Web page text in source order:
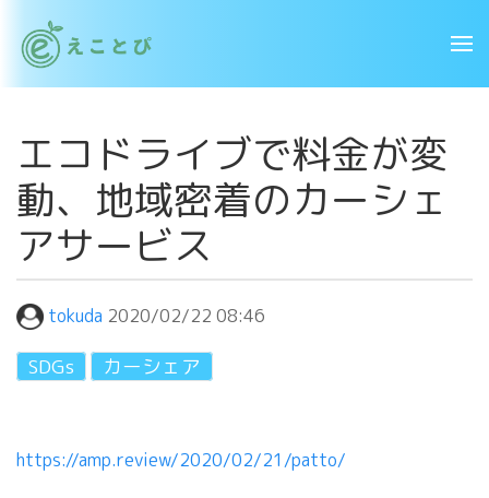
エコドライブで料金が変
動、地域密着のカーシェ
アサービス
tokuda 2020/02/22 08:46
SDGs カーシェア
https://amp.review/2020/02/21/patto/